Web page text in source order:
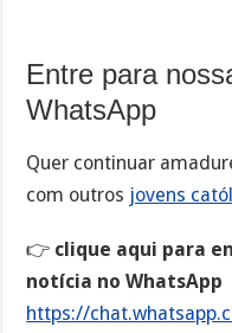
Entre para
WhatsApp
Quer continuar
com outros jovens
👉 clique aqui para
notícia no WhatsApp
https://